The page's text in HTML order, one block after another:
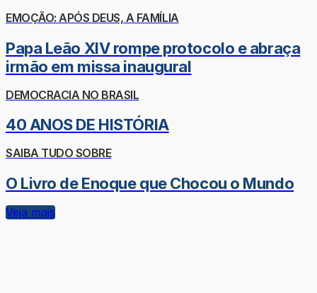
EMOÇÃO: APÓS DEUS, A FAMÍLIA
Papa Leão XIV rompe protocolo e abraça
irmão em missa inaugural
DEMOCRACIA NO BRASIL
40 ANOS DE HISTÓRIA
SAIBA TUDO SOBRE
O Livro de Enoque que Chocou o Mundo
Veja mais